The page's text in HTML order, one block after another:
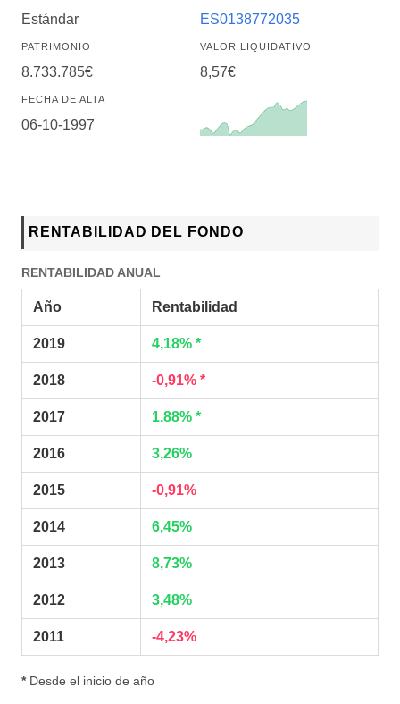
Estándar ES0138772035
PATRIMONIO
8.733.785€
VALOR LIQUIDATIVO
8,57€
FECHA DE ALTA
06-10-1997
RENTABILIDAD DEL FONDO
RENTABILIDAD ANUAL
Año Rentabilidad
2019 4,18% *
2018 -0,91% *
2017 1,88% *
2016 3,26%
2015 -0,91%
2014 6,45%
2013 8,73%
2012 3,48%
2011 -4,23%
*Desde el inicio de año